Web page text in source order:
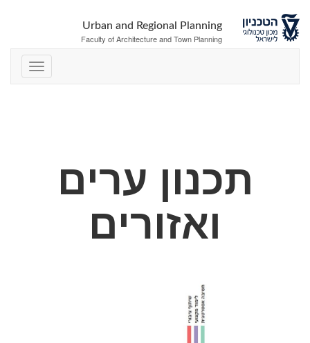
Urban and Regional Planning
Faculty of Architecture and Town Planning
תכנון ערים
ואזורים